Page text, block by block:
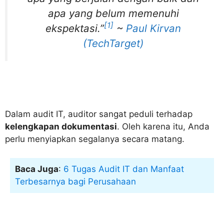
apa yang belum memenuhi
ekspektasi.”[1] ~ Paul Kirvan
(TechTarget)
Dalam audit IT, auditor sangat peduli terhadap
kelengkapan dokumentasi. Oleh karena itu, Anda
perlu menyiapkan segalanya secara matang.
Baca Juga: 6 Tugas Audit IT dan Manfaat
Terbesarnya bagi Perusahaan